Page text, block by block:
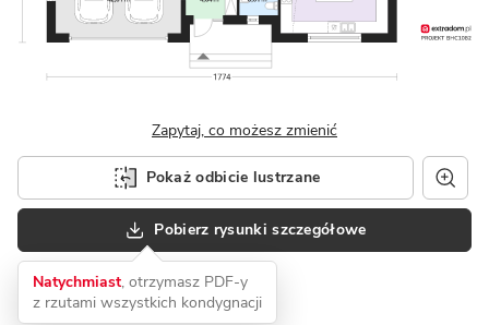
Zapytaj, co możesz zmienić
Pokaż odbicie lustrzane
Pobierz rysunki szczegółowe
Natychmiast, otrzymasz PDF-y
z rzutami wszystkich kondygnacji